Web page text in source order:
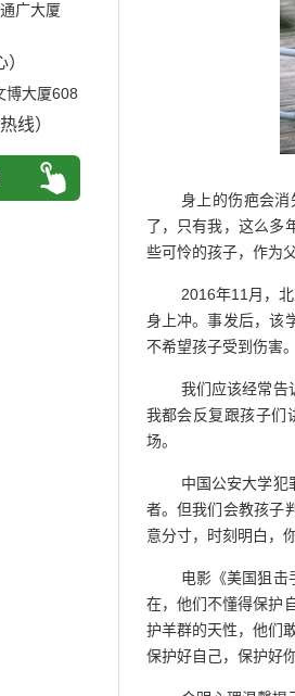
广大厦
博大厦608
线）
身上的伤疤会
了，只有我，这么多
些可怜的孩子，作为
2016年11月，
身上冲。事发后，该
不希望孩子受到伤害
我们应该经常告
我都会反复跟孩子们
场。
中国公安大学犯
者。但我们会教孩子
意分寸，时刻明白，
电影《美国狙击
在，他们不懂得保护
护羊群的天性，他们
保护好自己，保护好